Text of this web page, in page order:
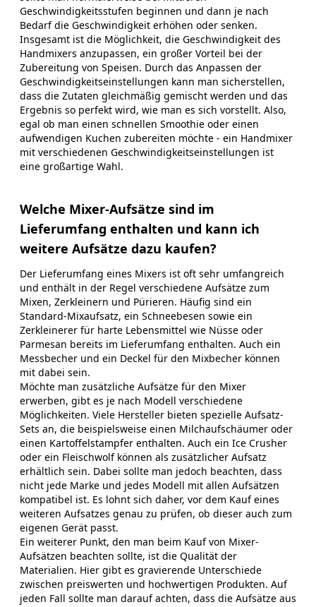
Geschwindigkeitsstufen beginnen und dann je nach
Bedarf die Geschwindigkeit erhöhen oder senken.
Insgesamt ist die Möglichkeit, die Geschwindigkeit des
Handmixers anzupassen, ein großer Vorteil bei der
Zubereitung von Speisen. Durch das Anpassen der
Geschwindigkeitseinstellungen kann man sicherstellen,
dass die Zutaten gleichmäßig gemischt werden und das
Ergebnis so perfekt wird, wie man es sich vorstellt. Also,
egal ob man einen schnellen Smoothie oder einen
aufwendigen Kuchen zubereiten möchte - ein Handmixer
mit verschiedenen Geschwindigkeitseinstellungen ist
eine großartige Wahl.
Welche Mixer-Aufsätze sind im
Lieferumfang enthalten und kann ich
weitere Aufsätze dazu kaufen?
Der Lieferumfang eines Mixers ist oft sehr umfangreich
und enthält in der Regel verschiedene Aufsätze zum
Mixen, Zerkleinern und Pürieren. Häufig sind ein
Standard-Mixaufsatz, ein Schneebesen sowie ein
Zerkleinerer für harte Lebensmittel wie Nüsse oder
Parmesan bereits im Lieferumfang enthalten. Auch ein
Messbecher und ein Deckel für den Mixbecher können
mit dabei sein.
Möchte man zusätzliche Aufsätze für den Mixer
erwerben, gibt es je nach Modell verschiedene
Möglichkeiten. Viele Hersteller bieten spezielle Aufsatz-
Sets an, die beispielsweise einen Milchaufschäumer oder
einen Kartoffelstampfer enthalten. Auch ein Ice Crusher
oder ein Fleischwolf können als zusätzlicher Aufsatz
erhältlich sein. Dabei sollte man jedoch beachten, dass
nicht jede Marke und jedes Modell mit allen Aufsätzen
kompatibel ist. Es lohnt sich daher, vor dem Kauf eines
weiteren Aufsatzes genau zu prüfen, ob dieser auch zum
eigenen Gerät passt.
Ein weiterer Punkt, den man beim Kauf von Mixer-
Aufsätzen beachten sollte, ist die Qualität der
Materialien. Hier gibt es gravierende Unterschiede
zwischen preiswerten und hochwertigen Produkten. Auf
jeden Fall sollte man darauf achten, dass die Aufsätze aus